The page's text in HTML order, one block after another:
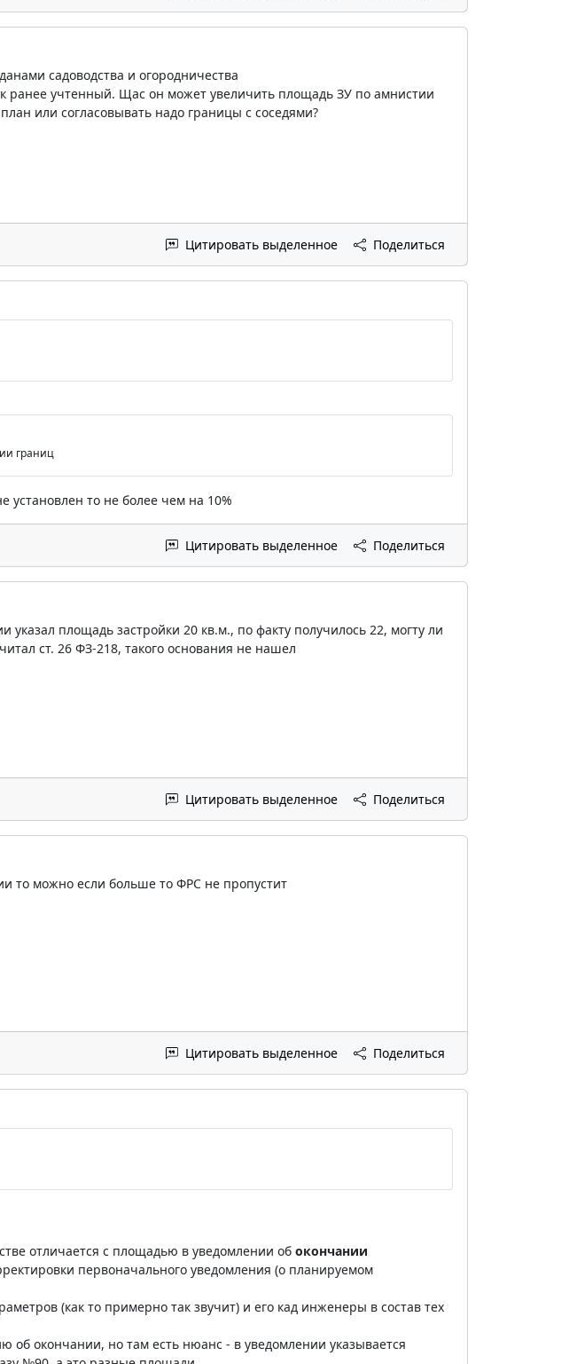
садоводства и огородничества
ранее учтенный. Щас он может увеличить площадь ЗУ по амнистии
или согласовывать надо границы с соседями?
Цитировать выделенное Поделиться
границ
то не более чем на 10%
Цитировать выделенное Поделиться
площадь застройки 20 кв.м., по факту получилось 22, могту ли
ст. 26 ФЗ-218, такого основания не нашел
Цитировать выделенное Поделиться
то можно если больше то ФРС не пропустит
Цитировать выделенное Поделиться
отличается с площадью в уведомлении об окончании
первоначального уведомления (о планируемом
(как то примерно так звучит) и его кад инженеры в состав тех
об окончании, но там есть нюанс - в уведомлении указывается